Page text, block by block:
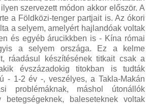
szervezett módon akkor először. A
a Földközi-tenger partjait is. Az ókori
a selyem, amelyért hajlandóak voltak
és egyéb árucikkben is - Kína római
a selyem országa. Ez a kelme
ráadásul készítésének titkait csak a
évszázadokig titokban is tudták
- 1-2 év -, veszélyes, a Takla-Makán
problémáknak, máshol útonállók
betegségeknek, baleseteknek voltak